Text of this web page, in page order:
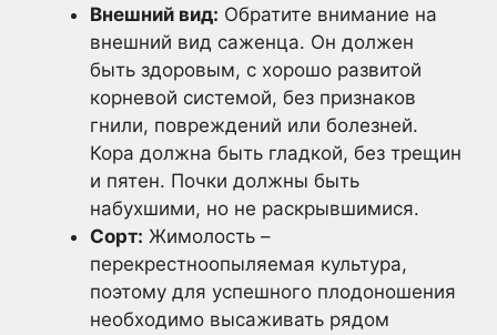
Внешний вид: Обратите внимание на
внешний вид саженца. Он должен
быть здоровым, с хорошо развитой
корневой системой, без признаков
гнили, повреждений или болезней.
Кора должна быть гладкой, без трещин
и пятен. Почки должны быть
набухшими, но не раскрывшимися.
Сорт: Жимолость –
перекрестноопыляемая культура,
поэтому для успешного плодоношения
необходимо высаживать рядом